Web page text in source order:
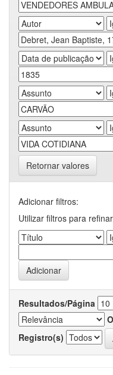
Retornar valores
Adicionar filtros:
Utilizar filtros para
Resultados/Página
Registro(s)